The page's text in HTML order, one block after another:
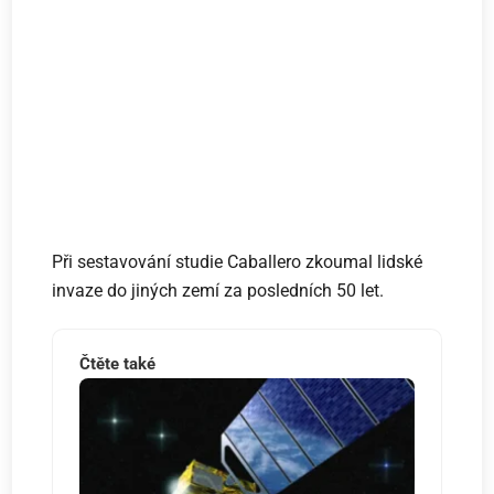
Při sestavování studie Caballero zkoumal lidské
invaze do jiných zemí za posledních 50 let.
Čtěte také